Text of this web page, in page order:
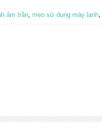
âm trần mẹo sử dụng máy lạnh